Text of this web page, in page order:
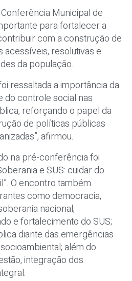
Municipal de
para fortalecer a
com a construção de
acessíveis, resolutivas e
da população.
ressaltada a importância da
do controle social nas
reforçando o papel da
de políticas públicas
afirmou.
na pré-conferência foi
e SUS: cuidar do
O encontro também
como democracia,
nacional;
e fortalecimento do SUS;
diante das emergências
além do
integração dos